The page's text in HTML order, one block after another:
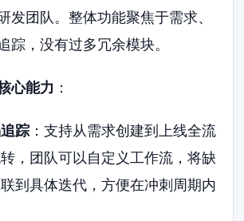
发团队。整体功能聚焦于需求、
踪，没有过多冗余模块。
心能力 ：
踪：支持从需求创建到上线全流
，团队可以自定义工作流，将缺
到具体迭代，方便在冲刺周期内